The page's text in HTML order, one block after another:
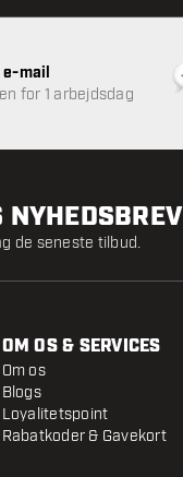
e-mail
for 1 arbejdsdag
NYHEDSBREV
de seneste tilbud.
OM OS & SERVICES
Om os
Blogs
Loyalitetspoint
Rabatkoder & Gavekort